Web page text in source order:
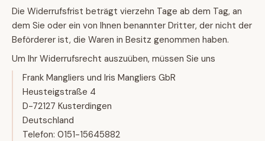
Die Widerrufsfrist beträgt vierzehn Tage ab dem Tag, an
dem Sie oder ein von Ihnen benannter Dritter, der nicht der
Beförderer ist, die Waren in Besitz genommen haben.
Um Ihr Widerrufsrecht auszuüben, müssen Sie uns
Frank Mangliers und Iris Mangliers GbR
Heusteigstraße 4
D-72127 Kusterdingen
Deutschland
Telefon: 0151-15645882